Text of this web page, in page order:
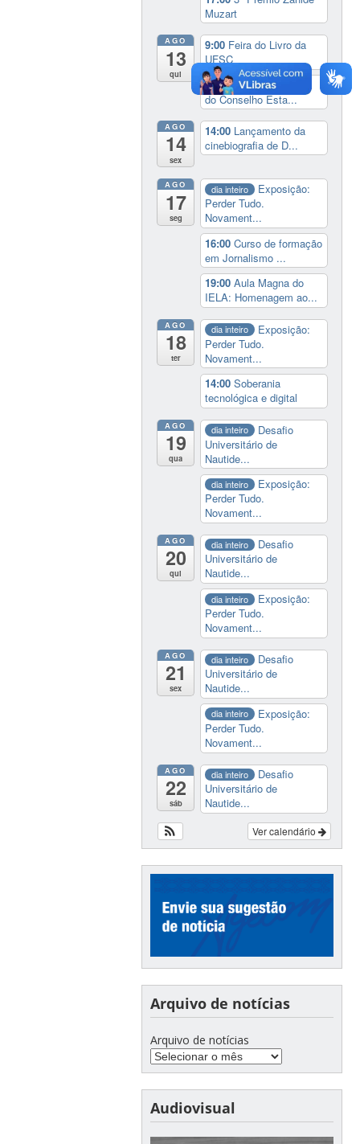
Muzart
AGO
13
qui
9:00 Feira do Livro da
UFSC
14:30 Sessão Especial
do Conselho Esta...
AGO
14
sex
14:00 Lançamento da
cinebiografia de D...
AGO
17
seg
dia inteiro
Exposição:
Perder Tudo.
Novament...
16:00Curso de formação
em Jornalismo ...
19:00Aula Magna do
IELA: Homenagem ao...
AGO
18
ter
dia inteiro
Exposição:
Perder Tudo.
Novament...
14:00Soberania
tecnológica e digital
AGO
19
qua
dia inteiro
Desafio
Universitário de
Nautide...
dia inteiro
Exposição:
Perder Tudo.
Novament...
AGO
20
qui
dia inteiro
Desafio
Universitário de
Nautide...
dia inteiro
Exposição:
Perder Tudo.
Novament...
AGO
21
sex
dia inteiro
Desafio
Universitário de
Nautide...
dia inteiro
Exposição:
Perder Tudo.
Novament...
AGO
22
sáb
dia inteiro
Desafio
Universitário de
Nautide...
Ver calendário
Arquivo de notícias
Arquivo de notícias
Audiovisual